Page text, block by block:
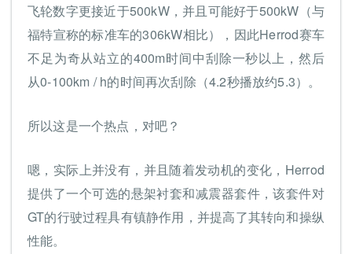
飞轮数字更接近于500kW，并且可能好于500kW（与
福特宣称的标准车的306kW相比），因此Herrod赛车
不足为奇从站立的400m时间中刮除一秒以上，然后
从0-100km / h的时间再次刮除（4.2秒播放约5.3）。
所以这是一个热点，对吧？
嗯，实际上并没有，并且随着发动机的变化，Herrod
提供了一个可选的悬架衬套和减震器套件，该套件对
GT的行驶过程具有镇静作用，并提高了其转向和操纵
性能。